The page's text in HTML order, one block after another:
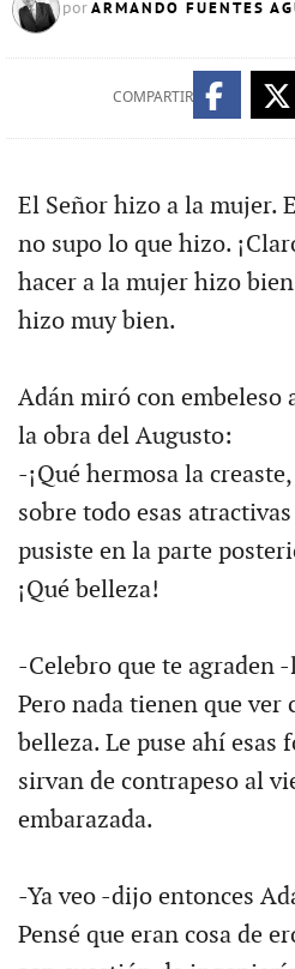
por ARMANDO FUENTES
COMPARTIR
El Señor hizo a la mujer.
no supo lo que hizo.
hacer a la mujer hizo
hizo muy bien.
Adán miró con embeleso
la obra del Augusto:
-¡Qué hermosa la
sobre todo esas
pusiste en la parte
¡Qué belleza!
-Celebro que te agraden
Pero nada tienen que ver
belleza. Le puse ahí esas
sirvan de contrapeso al
embarazada.
-Ya veo -dijo entonces
Pensé que eran cosa de